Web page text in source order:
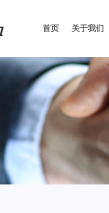
首页 关于我们